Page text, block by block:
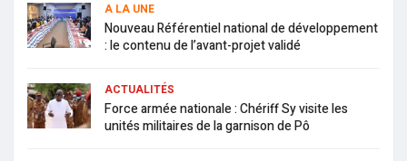
A LA UNE
Nouveau Référentiel national de développement
: le contenu de l’avant-projet validé
ACTUALITÉS
Force armée nationale : Chériff Sy visite les
unités militaires de la garnison de Pô